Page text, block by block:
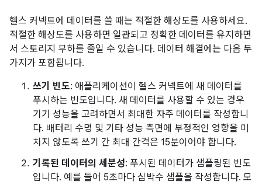
헬스 커넥트에 데이터를 쓸 때는 적절한 해상도를 사용하세요.
적절한 해상도를 사용하면 일관되고 정확한 데이터를 유지하면
서 스토리지 부하를 줄일 수 있습니다. 데이터 해결에는 다음 두
가지가 포함됩니다.
쓰기 빈도: 애플리케이션이 헬스 커넥트에 새 데이터를
푸시하는 빈도입니다. 새 데이터를 사용할 수 있는 경우
기기 성능을 고려하면서 최대한 자주 데이터를 작성합니
다. 배터리 수명 및 기타 성능 측면에 부정적인 영향을 미
치지 않도록 쓰기 간 최대 간격은 15분이어야 합니다.
기록된 데이터의 세분성: 푸시된 데이터가 샘플링된 빈도
입니다. 예를 들어 5초마다 심박수 샘플을 작성합니다. 모